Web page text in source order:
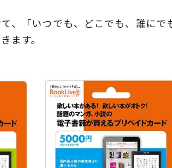
、「いつでも、どこでも、誰にで
ます。